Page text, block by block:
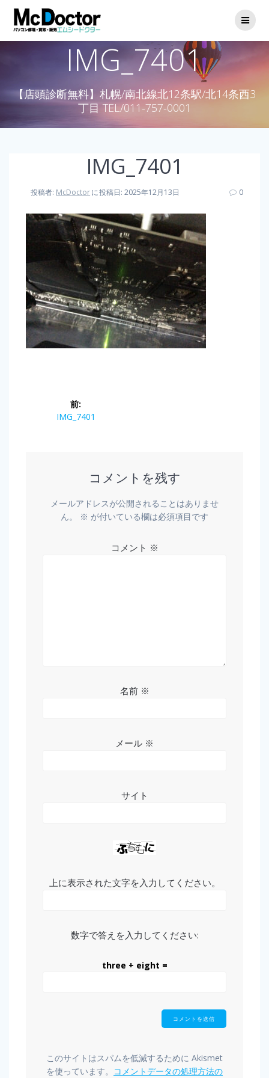
IMG_7401
【店頭診断無料】札幌/南北線北12条駅/北14条西3
丁目 TEL/011-757-0001
IMG_7401
投稿者: McDoctorに投稿日: 2025年12月13日 0
前:
IMG_7401
コメントを残す
メールアドレスが公開されることはありませ
ん。
※ が付いている欄は必須項目です
コメント ※
名前 ※
メール ※
サイト
上に表示された文字を入力してください。
数字で答えを入力してください:
three + eight =
このサイトはスパムを低減するために Akismet
を使っています。 コメントデータの処理方法の